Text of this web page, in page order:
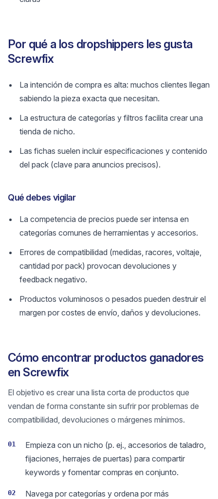
Por qué a los dropshippers les gusta
Screwfix
La intención de compra es alta: muchos clientes llegan
sabiendo la pieza exacta que necesitan.
La estructura de categorías y filtros facilita crear una
tienda de nicho.
Las fichas suelen incluir especificaciones y contenido
del pack (clave para anuncios precisos).
Qué debes vigilar
La competencia de precios puede ser intensa en
categorías comunes de herramientas y accesorios.
Errores de compatibilidad (medidas, racores, voltaje,
cantidad por pack) provocan devoluciones y
feedback negativo.
Productos voluminosos o pesados pueden destruir el
margen por costes de envío, daños y devoluciones.
Cómo encontrar productos ganadores
en Screwfix
El objetivo es crear una lista corta de productos que
vendan de forma constante sin sufrir por problemas de
compatibilidad, devoluciones o márgenes mínimos.
01
Empieza con un nicho (p. ej., accesorios de taladro,
fijaciones, herrajes de puertas) para compartir
keywords y fomentar compras en conjunto.
02
Navega por categorías y ordena por más